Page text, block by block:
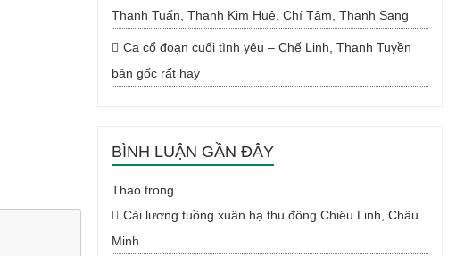
Thanh Tuấn, Thanh Kim Huệ, Chí Tâm, Thanh Sang
Ca cổ đoạn cuối tình yêu – Chế Linh, Thanh Tuyền
bản gốc rất hay
BÌNH LUẬN GẦN ĐÂY
Thaotrong
Cải lương tuồng xuân hạ thu đông Chiêu Linh, Châu
Minh